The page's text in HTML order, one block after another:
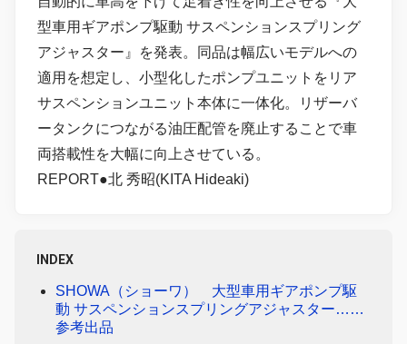
型車用ギアポンプ駆動 サスペンションスプリング
アジャスター』を発表。同品は幅広いモデルへの
適用を想定し、小型化したポンプユニットをリア
サスペンションユニット本体に一体化。リザーバ
ータンクにつながる油圧配管を廃止することで車
両搭載性を大幅に向上させている。
REPORT●北 秀昭(KITA Hideaki)
INDEX
SHOWA（ショーワ） 大型車用ギアポンプ駆
動 サスペンションスプリングアジャスター……
参考出品